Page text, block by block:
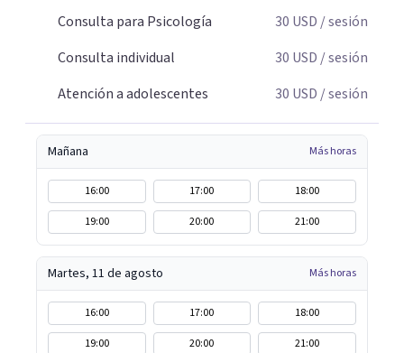
Consulta para Psicología
30 USD / sesión
Consulta individual
30 USD / sesión
Atención a adolescentes
30 USD / sesión
Mañana Más horas
16:00 17:00
18:00
19:00
20:00 21:00
Martes, 11 de agosto Más horas
16:00 17:00
18:00
19:00
20:00 21:00